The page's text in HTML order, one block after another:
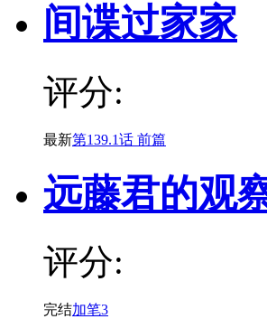
间谍过家家
评分:
最新第139.1话 前篇
远藤君的观
评分:
完结加笔3